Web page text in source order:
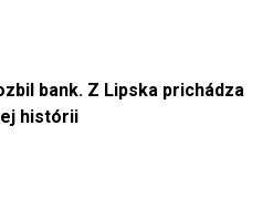
bank. Z Lipska prichádza
histórii